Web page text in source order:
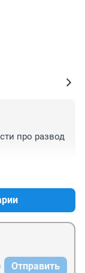
про развод
Отправить